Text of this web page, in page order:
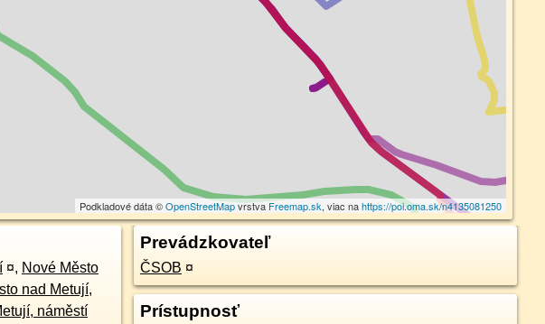
Podkladové dáta ©OpenStreetMapvrstvaFreemap.sk, viac nahttps://poi.oma.sk/n4135081250
¤, Nové Město
nad Metují,
náměstí
Prevádzkovateľ
ČSOB ¤
Prístupnosť